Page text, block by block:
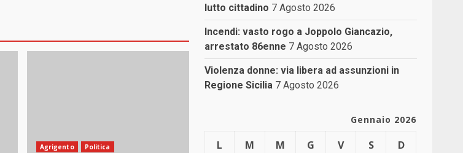
Agrigento Politica
lutto cittadino 7 Agosto 2026
Incendi: vasto rogo a Joppolo Giancazio,
arrestato 86enne 7 Agosto 2026
Violenza donne: via libera ad assunzioni in
Regione Sicilia 7 Agosto 2026
Gennaio 2026
L M M G V S
D